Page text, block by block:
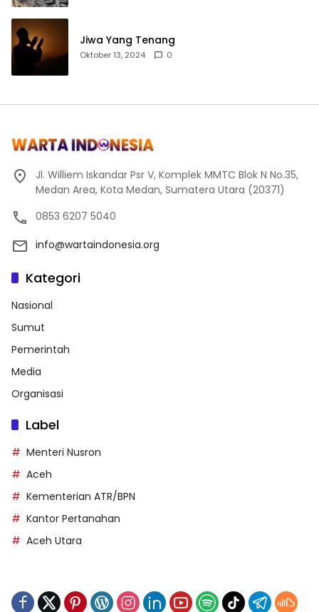
Jiwa Yang Tenang
Oktober 13, 2024 0
Jl. Williem Iskandar Psr V, Komplek MMTC Blok N No.35,
Medan Area, Kota Medan, Sumatera Utara (20371)
0853 6207 5040
info@wartaindonesia.org
Kategori
Nasional
Sumut
Pemerintah
Media
Organisasi
Label
Menteri Nusron
Aceh
Kementerian ATR/BPN
Kantor Pertanahan
Aceh Utara